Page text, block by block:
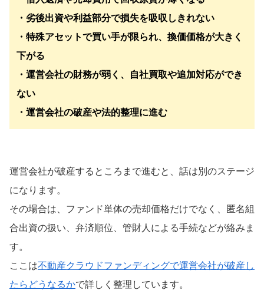
・劣後出資や利益部分で損失を吸収しきれない
・特殊アセットで買い手が限られ、換価価格が大きく
下がる
・運営会社の財務が弱く、自社買取や追加対応ができ
ない
・運営会社の破産や法的整理に進む
運営会社が破産するところまで進むと、話は別のステージ
になります。
その場合は、ファンド単体の売却価格だけでなく、匿名組
合出資の扱い、弁済順位、管財人による手続などが絡みま
す。
ここは不動産クラウドファンディングで運営会社が破産し
たらどうなるかで詳しく整理しています。